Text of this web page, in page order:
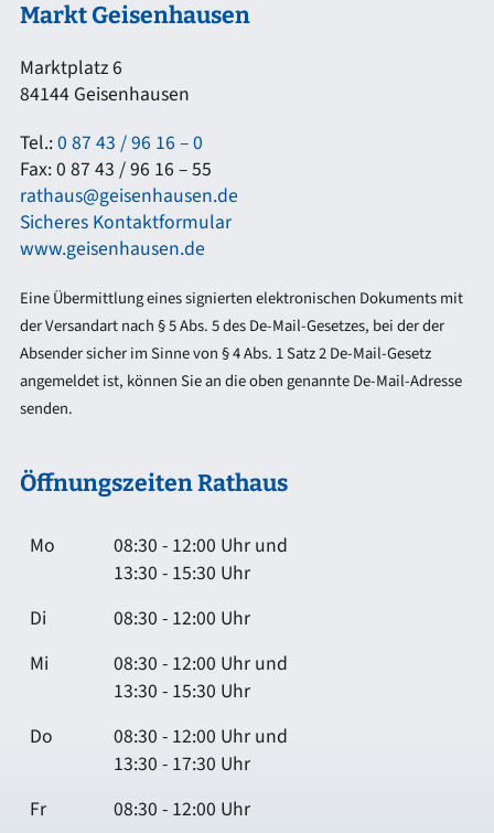
Markt Geisenhausen
Marktplatz 6
84144 Geisenhausen
Tel.:0 87 43 / 96 16 – 0
Fax: 0 87 43 / 96 16 – 55
rathaus@geisenhausen.de
Sicheres Kontaktformular
www.geisenhausen.de
Eine Übermittlung eines signierten elektronischen Dokuments mit
der Versandart nach § 5 Abs. 5 des De-Mail-Gesetzes, bei der der
Absender sicher im Sinne von § 4 Abs. 1 Satz 2 De-Mail-Gesetz
angemeldet ist, können Sie an die oben genannte De-Mail-Adresse
senden.
Öffnungszeiten Rathaus
Mo
08:30 - 12:00 Uhr und
13:30 - 15:30 Uhr
Di
08:30 - 12:00 Uhr
Mi
08:30 - 12:00 Uhr und
13:30 - 15:30 Uhr
Do
08:30 - 12:00 Uhr und
13:30 - 17:30 Uhr
Fr
08:30 - 12:00 Uhr